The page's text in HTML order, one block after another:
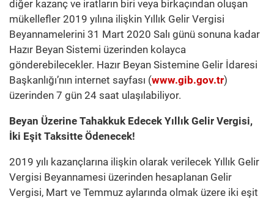
diğer kazanç ve iratların biri veya birkaçından oluşan
mükellefler 2019 yılına ilişkin Yıllık Gelir Vergisi
Beyannamelerini 31 Mart 2020 Salı günü sonuna kadar
Hazır Beyan Sistemi üzerinden kolayca
gönderebilecekler. Hazır Beyan Sistemine Gelir İdaresi
Başkanlığı’nın internet sayfası (www.gib.gov.tr)
üzerinden 7 gün 24 saat ulaşılabiliyor.
Beyan Üzerine Tahakkuk Edecek Yıllık Gelir Vergisi,
İki Eşit Taksitte Ödenecek!
2019 yılı kazançlarına ilişkin olarak verilecek Yıllık Gelir
Vergisi Beyannamesi üzerinden hesaplanan Gelir
Vergisi, Mart ve Temmuz aylarında olmak üzere iki eşit